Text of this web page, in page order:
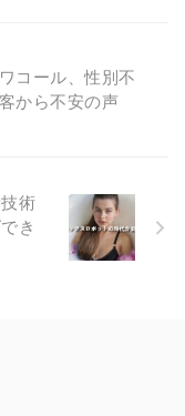
コール、性別不
から不安の声
術
き